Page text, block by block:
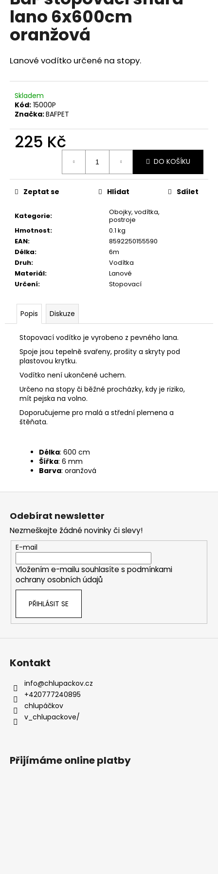
0,0
5
hvězdiček.
lano 6x600cm
oranžová
Lanové vodítko určené na stopy.
Skladem
Kód: 15000P
Značka:BAFPET
225 Kč
DO KOŠÍKU
Kategorie:
Obojky, vodítka,
postroje
Hmotnost:
0.1 kg
EAN:
8592250155590
Délka:
6m
Druh:
Vodítka
Materiál:
Lanové
Určení: Stopovací
Zeptat se Hlídat Sdílet
Popis Diskuze
Stopovací vodítko je vyrobeno z pevného lana.
Spoje jsou tepelně svařeny, prošity a skryty pod
plastovou krytku.
Vodítko není ukončené uchem.
Určeno na stopy či běžné procházky, kdy je riziko,
mít pejska na volno.
Doporučujeme pro malá a střední plemena a
štěňata.
Délka: 600 cm
Šířka: 6 mm
Barva: oranžová
a
j
í
?
p
o
č
u
e
m
e
JOSICAT
KAPSIČKA
MULTIPACK
SAUCE
MEAT
12X85G
299
Kč
Z
Odebírat newsletter
Nezmeškejte žádné novinky či slevy!
E-mail
Vložením e-mailu souhlasíte s podmínkami
ochrany osobních údajů
PŘIHLÁSIT SE
Kontakt
info@chlupackov.cz
+420777240895
chlupáčkov
v_chlupackove/
Přijímáme online platby